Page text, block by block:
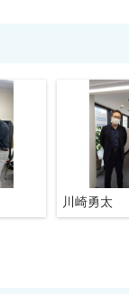
川崎勇太